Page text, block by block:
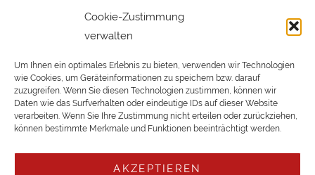
Cookie-Zustimmung
verwalten
Um Ihnen ein optimales Erlebnis zu bieten, verwenden wir Technologien
wie Cookies, um Geräteinformationen zu speichern bzw. darauf
zuzugreifen. Wenn Sie diesen Technologien zustimmen, können wir
Daten wie das Surfverhalten oder eindeutige IDs auf dieser Website
verarbeiten. Wenn Sie Ihre Zustimmung nicht erteilen oder zurückziehen,
können bestimmte Merkmale und Funktionen beeinträchtigt werden.
AKZEPTIEREN
Sa. von 9:00-14:00 Uhr
Mo.-Fr. von 9:00-12:00 & 13:00-17:00 Uhr
Sa. von 9:00-14:00 Uhr
Copyright © 2026 Büsgen